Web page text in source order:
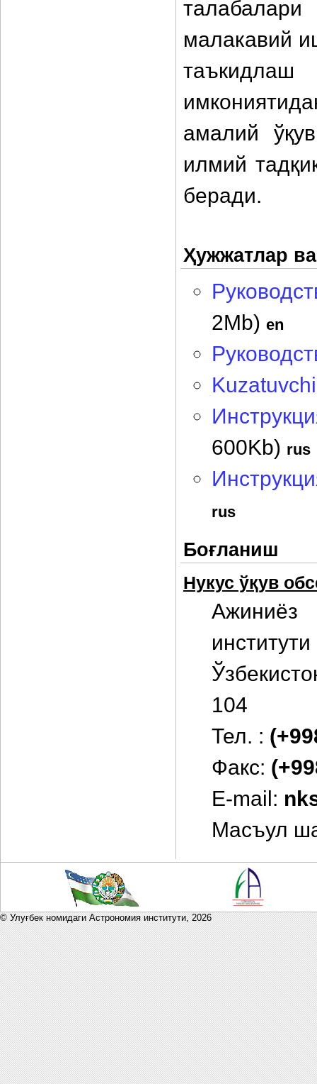
малакавий
амалий
илмий
беради.
Ҳужжатлар
2Mb) en
600Kb) rus
rus
Боғланиш
Нукус ўқув
Ажиниёз
институти
104
Тел. :
Факс:
E-mail:
Масъул
© Улуғбек номидаги Астрономия институти,2026